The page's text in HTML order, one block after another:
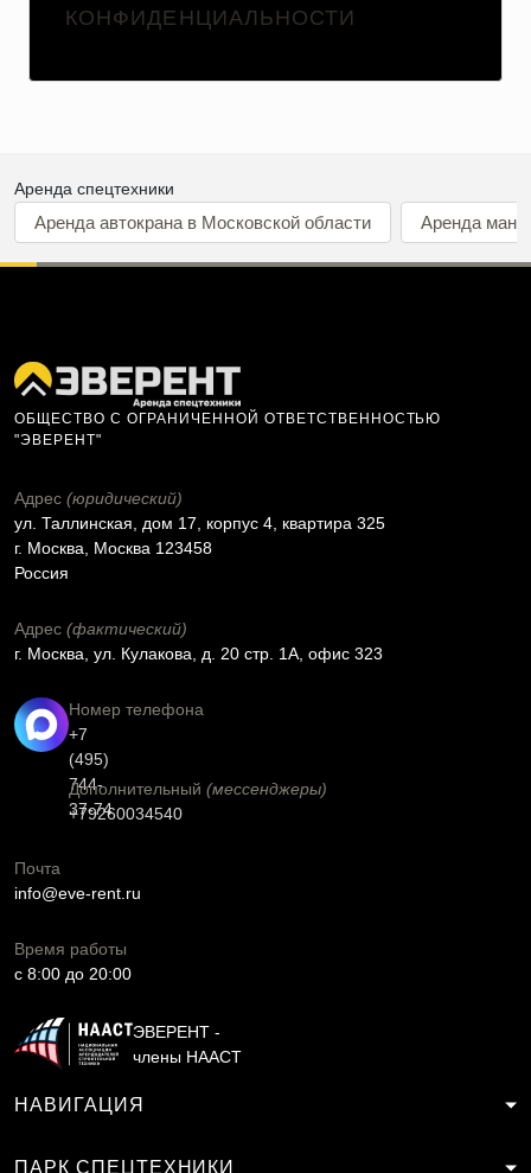
КОНФИДЕНЦИАЛЬНОСТИ
Аренда спецтехники
Аренда автокрана в Московской области Аренда
ОБЩЕСТВО С ОГРАНИЧЕННОЙ ОТВЕТСТВЕННОСТЬЮ
"ЭВЕРЕНТ"
Адрес (юридический)
ул. Таллинская, дом 17, корпус 4, квартира 325
г. Москва, Москва 123458
Россия
Адрес (фактический)
г. Москва, ул. Кулакова, д. 20 стр. 1А, офис 323
Номер телефона
+7
(495)
744-
37-74
Дополнительный (мессенджеры)
+79260034540
Почта
info@eve-rent.ru
Время работы
c 8:00 до 20:00
ЭВЕРЕНТ -
члены НААСТ
НАВИГАЦИЯ
ПАРК СПЕЦТЕХНИКИ